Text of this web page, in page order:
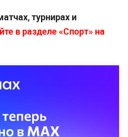
турнирах и
в разделе «Спорт» на